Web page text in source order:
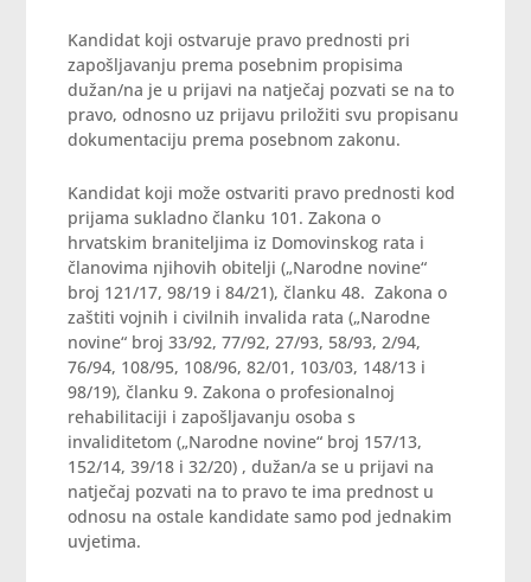
Kandidat koji ostvaruje pravo prednosti pri
zapošljavanju prema posebnim propisima
dužan/na je u prijavi na natječaj pozvati se na to
pravo, odnosno uz prijavu priložiti svu propisanu
dokumentaciju prema posebnom zakonu.
Kandidat koji može ostvariti pravo prednosti kod
prijama sukladno članku 101. Zakona o
hrvatskim braniteljima iz Domovinskog rata i
članovima njihovih obitelji („Narodne novine“
broj 121/17, 98/19 i 84/21), članku 48. Zakona o
zaštiti vojnih i civilnih invalida rata („Narodne
novine“ broj 33/92, 77/92, 27/93, 58/93, 2/94,
76/94, 108/95, 108/96, 82/01, 103/03, 148/13 i
98/19), članku 9. Zakona o profesionalnoj
rehabilitaciji i zapošljavanju osoba s
invaliditetom („Narodne novine“ broj 157/13,
152/14, 39/18 i 32/20) , dužan/a se u prijavi na
natječaj pozvati na to pravo te ima prednost u
odnosu na ostale kandidate samo pod jednakim
uvjetima.